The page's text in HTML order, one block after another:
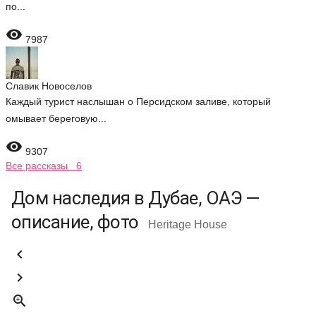
по...
 7987
Славик Новоселов
Каждый турист наслышан о Персидском заливе, который
омывает береговую...
 9307
Все рассказы 6
Дом наследия в Дубае, ОАЭ —
описание, фото
Heritage House


